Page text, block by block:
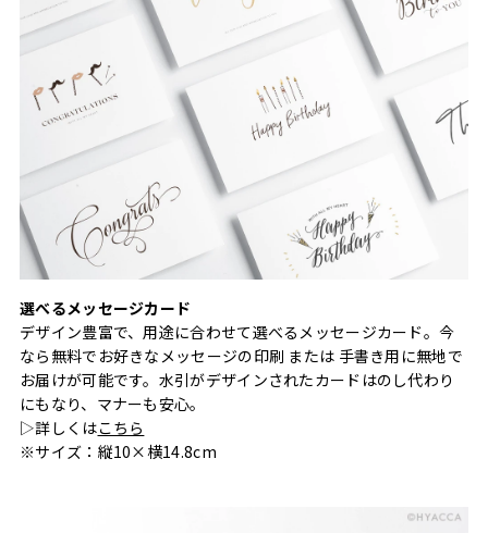
選べるメッセージカード
デザイン豊富で、用途に合わせて選べるメッセージカード。今
なら無料でお好きなメッセージの印刷 または 手書き用に無地で
お届けが可能です。水引がデザインされたカードはのし代わり
にもなり、マナーも安心。
▷詳しくはこちら
※サイズ：縦10×横14.8cm